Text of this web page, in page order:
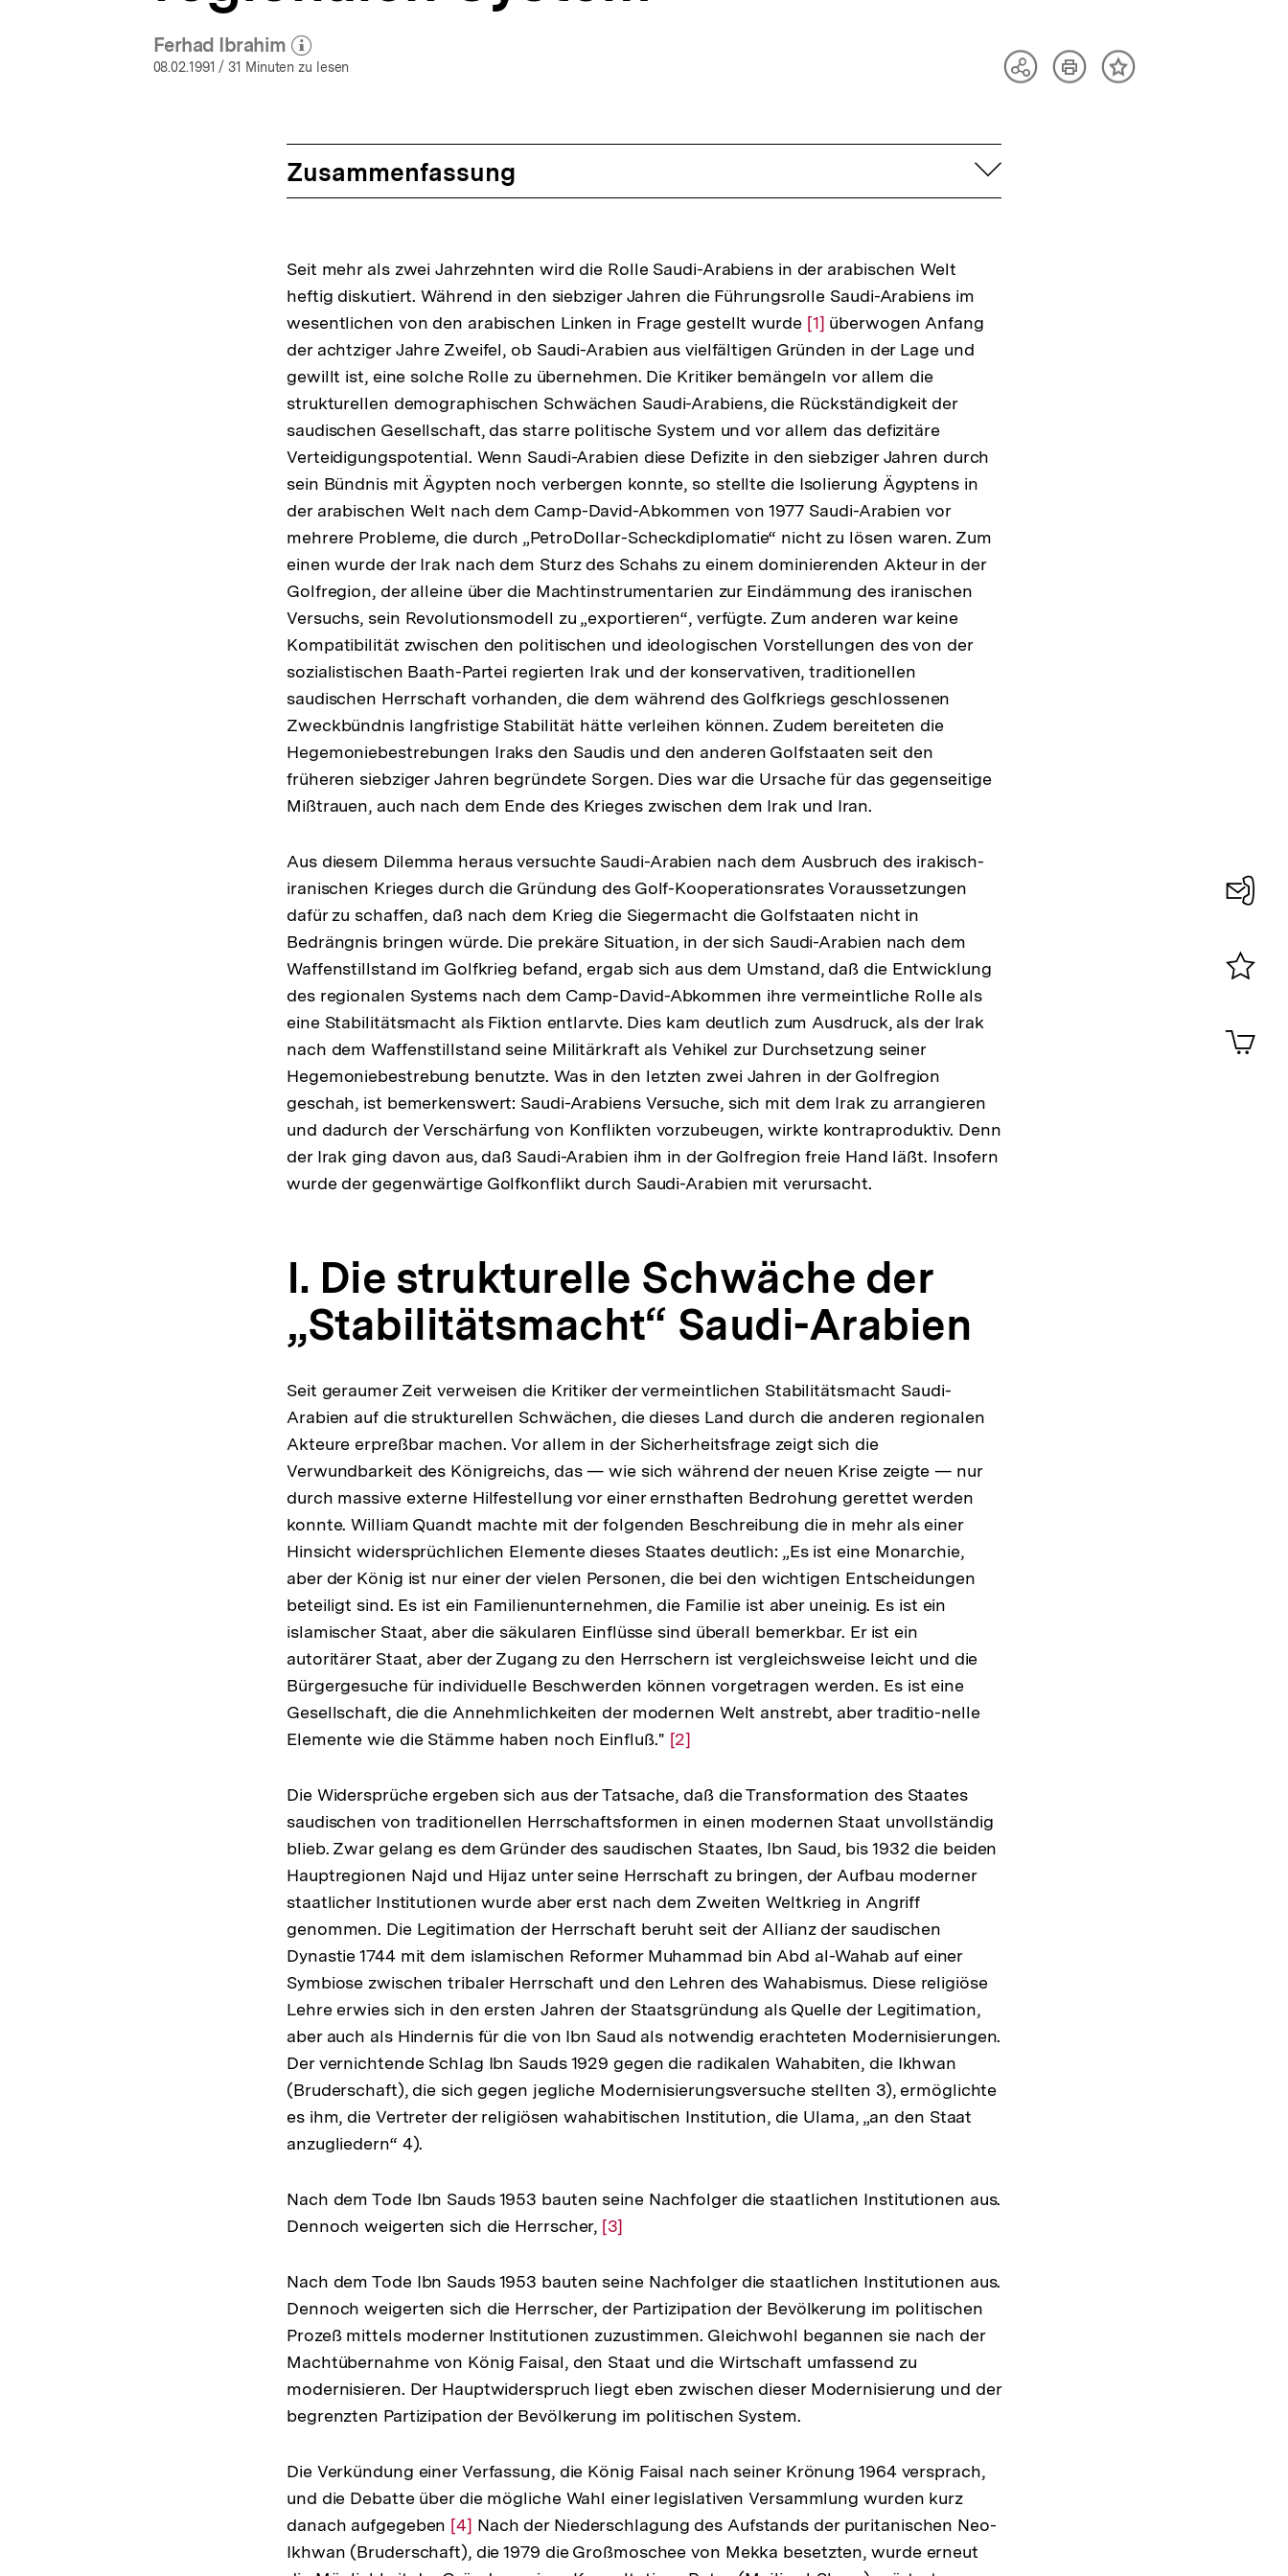
Ferhad Ibrahim
(Mehr zum Autor)
öffnen
08.02.1991 / 31 Minuten zu lesen
TeilenArtikelInhalt
Zusammenfassung aufklappen
Seit mehr als zwei Jahrzehnten wird die Rolle Saudi-Arabiens in der arabischen Welt
heftig diskutiert. Während in den siebziger Jahren die Führungsrolle Saudi-Arabiens im
wesentlichen von den arabischen Linken in Frage gestellt wurde Zur
Auflösung
der
Fußnote
[1] überwogen Anfang
der achtziger Jahre Zweifel, ob Saudi-Arabien aus vielfältigen Gründen in der Lage und
gewillt ist, eine solche Rolle zu übernehmen. Die Kritiker bemängeln vor allem die
strukturellen demographischen Schwächen Saudi-Arabiens, die Rückständigkeit der
saudischen Gesellschaft, das starre politische System und vor allem das defizitäre
Verteidigungspotential. Wenn Saudi-Arabien diese Defizite in den siebziger Jahren durch
sein Bündnis mit Ägypten noch verbergen konnte, so stellte die Isolierung Ägyptens in
der arabischen Welt nach dem Camp-David-Abkommen von 1977 Saudi-Arabien vor
mehrere Probleme, die durch „PetroDollar-Scheckdiplomatie“ nicht zu lösen waren. Zum
einen wurde der Irak nach dem Sturz des Schahs zu einem dominierenden Akteur in der
Golfregion, der alleine über die Machtinstrumentarien zur Eindämmung des iranischen
Versuchs, sein Revolutionsmodell zu „exportieren“, verfügte. Zum anderen war keine
Kompatibilität zwischen den politischen und ideologischen Vorstellungen des von der
sozialistischen Baath-Partei regierten Irak und der konservativen, traditionellen
saudischen Herrschaft vorhanden, die dem während des Golfkriegs geschlossenen
Zweckbündnis langfristige Stabilität hätte verleihen können. Zudem bereiteten die
Hegemoniebestrebungen Iraks den Saudis und den anderen Golfstaaten seit den
früheren siebziger Jahren begründete Sorgen. Dies war die Ursache für das gegenseitige
Mißtrauen, auch nach dem Ende des Krieges zwischen dem Irak und Iran.
Aus diesem Dilemma heraus versuchte Saudi-Arabien nach dem Ausbruch des irakisch-
iranischen Krieges durch die Gründung des Golf-Kooperationsrates Voraussetzungen
dafür zu schaffen, daß nach dem Krieg die Siegermacht die Golfstaaten nicht in
Bedrängnis bringen würde. Die prekäre Situation, in der sich Saudi-Arabien nach dem
Waffenstillstand im Golfkrieg befand, ergab sich aus dem Umstand, daß die Entwicklung
des regionalen Systems nach dem Camp-David-Abkommen ihre vermeintliche Rolle als
eine Stabilitätsmacht als Fiktion entlarvte. Dies kam deutlich zum Ausdruck, als der Irak
nach dem Waffenstillstand seine Militärkraft als Vehikel zur Durchsetzung seiner
Hegemoniebestrebung benutzte. Was in den letzten zwei Jahren in der Golfregion
geschah, ist bemerkenswert: Saudi-Arabiens Versuche, sich mit dem Irak zu arrangieren
und dadurch der Verschärfung von Konflikten vorzubeugen, wirkte kontraproduktiv. Denn
der Irak ging davon aus, daß Saudi-Arabien ihm in der Golfregion freie Hand läßt. Insofern
wurde der gegenwärtige Golfkonflikt durch Saudi-Arabien mit verursacht.
I. Die strukturelle Schwäche der
„Stabilitätsmacht“ Saudi-Arabien
Seit geraumer Zeit verweisen die Kritiker der vermeintlichen Stabilitätsmacht Saudi-
Arabien auf die strukturellen Schwächen, die dieses Land durch die anderen regionalen
Akteure erpreßbar machen. Vor allem in der Sicherheitsfrage zeigt sich die
Verwundbarkeit des Königreichs, das — wie sich während der neuen Krise zeigte — nur
durch massive externe Hilfestellung vor einer ernsthaften Bedrohung gerettet werden
konnte. William Quandt machte mit der folgenden Beschreibung die in mehr als einer
Hinsicht widersprüchlichen Elemente dieses Staates deutlich: „Es ist eine Monarchie,
aber der König ist nur einer der vielen Personen, die bei den wichtigen Entscheidungen
beteiligt sind. Es ist ein Familienunternehmen, die Familie ist aber uneinig. Es ist ein
islamischer Staat, aber die säkularen Einflüsse sind überall bemerkbar. Er ist ein
autoritärer Staat, aber der Zugang zu den Herrschern ist vergleichsweise leicht und die
Bürgergesuche für individuelle Beschwerden können vorgetragen werden. Es ist eine
Gesellschaft, die die Annehmlichkeiten der modernen Welt anstrebt, aber traditio-nelle
Elemente wie die Stämme haben noch Einfluß." Zur
der
Fußnote
[2]
Die Widersprüche ergeben sich aus der Tatsache, daß die Transformation des Staates
saudischen von traditionellen Herrschaftsformen in einen modernen Staat unvollständig
blieb. Zwar gelang es dem Gründer des saudischen Staates, Ibn Saud, bis 1932 die beiden
Hauptregionen Najd und Hijaz unter seine Herrschaft zu bringen, der Aufbau moderner
staatlicher Institutionen wurde aber erst nach dem Zweiten Weltkrieg in Angriff
genommen. Die Legitimation der Herrschaft beruht seit der Allianz der saudischen
Dynastie 1744 mit dem islamischen Reformer Muhammad bin Abd al-Wahab auf einer
Symbiose zwischen tribaler Herrschaft und den Lehren des Wahabismus. Diese religiöse
Lehre erwies sich in den ersten Jahren der Staatsgründung als Quelle der Legitimation,
aber auch als Hindernis für die von Ibn Saud als notwendig erachteten Modernisierungen.
Der vernichtende Schlag Ibn Sauds 1929 gegen die radikalen Wahabiten, die Ikhwan
(Bruderschaft), die sich gegen jegliche Modernisierungsversuche stellten 3), ermöglichte
es ihm, die Vertreter der religiösen wahabitischen Institution, die Ulama, „an den Staat
anzugliedern“ 4).
Nach dem Tode Ibn Sauds 1953 bauten seine Nachfolger die staatlichen Institutionen aus.
Dennoch weigerten sich die Herrscher, Zur
der
Fußnote
[3]
Nach dem Tode Ibn Sauds 1953 bauten seine Nachfolger die staatlichen Institutionen aus.
Dennoch weigerten sich die Herrscher, der Partizipation der Bevölkerung im politischen
Prozeß mittels moderner Institutionen zuzustimmen. Gleichwohl begannen sie nach der
Machtübernahme von König Faisal, den Staat und die Wirtschaft umfassend zu
modernisieren. Der Hauptwiderspruch liegt eben zwischen dieser Modernisierung und der
begrenzten Partizipation der Bevölkerung im politischen System.
Die Verkündung einer Verfassung, die König Faisal nach seiner Krönung 1964 versprach,
und die Debatte über die mögliche Wahl einer legislativen Versammlung wurden kurz
danach aufgegeben Zur
Auflösung
[4] Nach der Niederschlagung des Aufstands der puritanischen Neo-
Ikhwan (Bruderschaft), die 1979 die Großmoschee von Mekka besetzten, wurde erneut